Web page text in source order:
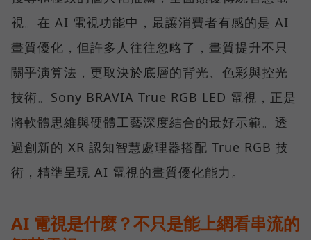
視。在 AI 電視功能中，最讓消費者有感的是 AI
畫質優化，但許多人往往忽略了，畫質提升不只
關乎演算法，更取決於底層的背光、色彩與控光
技術。Sony BRAVIA True RGB LED 電視，正是
將軟體思維與硬體工藝深度結合的最好示範。透
過創新的 XR 認知智慧處理器搭配 True RGB 技
術，精準呈現 AI 電視的畫質優化能力。
AI 電視是什麼？不只是能上網看串流的